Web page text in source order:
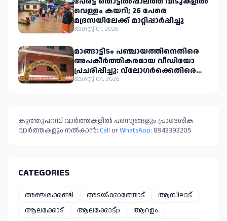
വെള്ളം കയറി; 26 പേരെ
മദ്രസയിലേക്ക് മാറ്റിപ്പാർപ്പിച്ചു
ഓഗസ്റ്റ് 01, 2026
മാങ്ങാട്ടിടം പഞ്ചായത്തിനെതിരെ
അപകീർത്തികരമായ വീഡിയോ
പ്രചരിപ്പിച്ചു: വ്ലോഗർക്കെതിരെ
നിയമനടപടിക്കൊരുങ്ങി
ഓഗസ്റ്റ് 04, 2026
കുത്തുപറമ്പ് വാർത്തകളിൽ പരസ്യങ്ങളും പ്രാദേശിക
വാർത്തകളും നൽകാൻ: Call orWhatsApp: 8943393205
CATEGORIES
അഞ്ചരക്കണ്ടി അടയ്ക്കാത്തോട്
ആമ്പിലാട്
ആലക്കോട്
ആലക്കോട്p
ആറളം